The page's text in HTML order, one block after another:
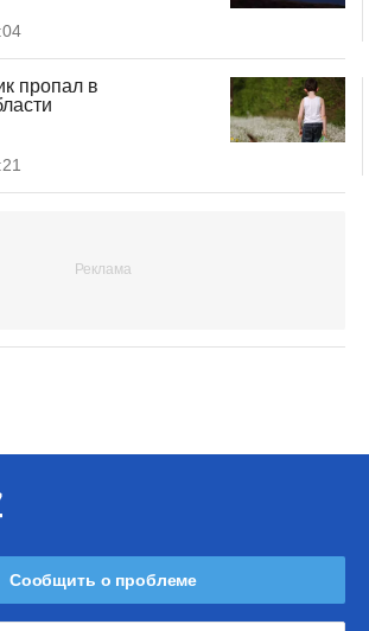
пропал в
Сообщить о проблеме